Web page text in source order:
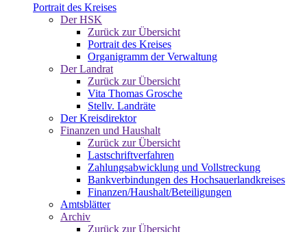
Portrait des Kreises
Der HSK
Zurück zur Übersicht
Portrait des Kreises
Organigramm der Verwaltung
Der Landrat
Zurück zur Übersicht
Vita Thomas Grosche
Stellv. Landräte
Der Kreisdirektor
Finanzen und Haushalt
Zurück zur Übersicht
Lastschriftverfahren
Zahlungsabwicklung und Vollstreckung
Bankverbindungen des Hochsauerlandkreises
Finanzen/Haushalt/Beteiligungen
Amtsblätter
Archiv
Zurück zur Übersicht